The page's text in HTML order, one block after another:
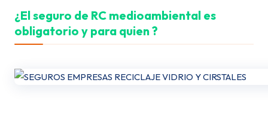
¿El seguro de RC medioambiental es
obligatorio y para quien ?